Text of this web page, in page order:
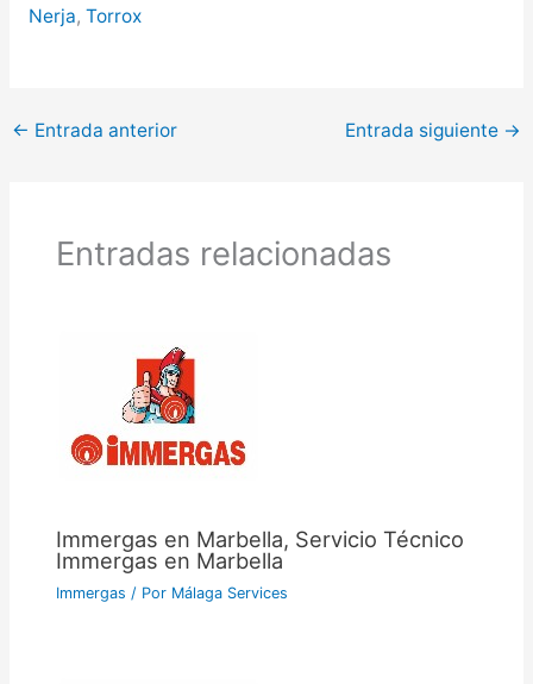
Nerja, Torrox
← Entrada anterior Entrada siguiente →
Entradas relacionadas
Immergas en Marbella, Servicio Técnico
Immergas en Marbella
Immergas / Por Málaga Services